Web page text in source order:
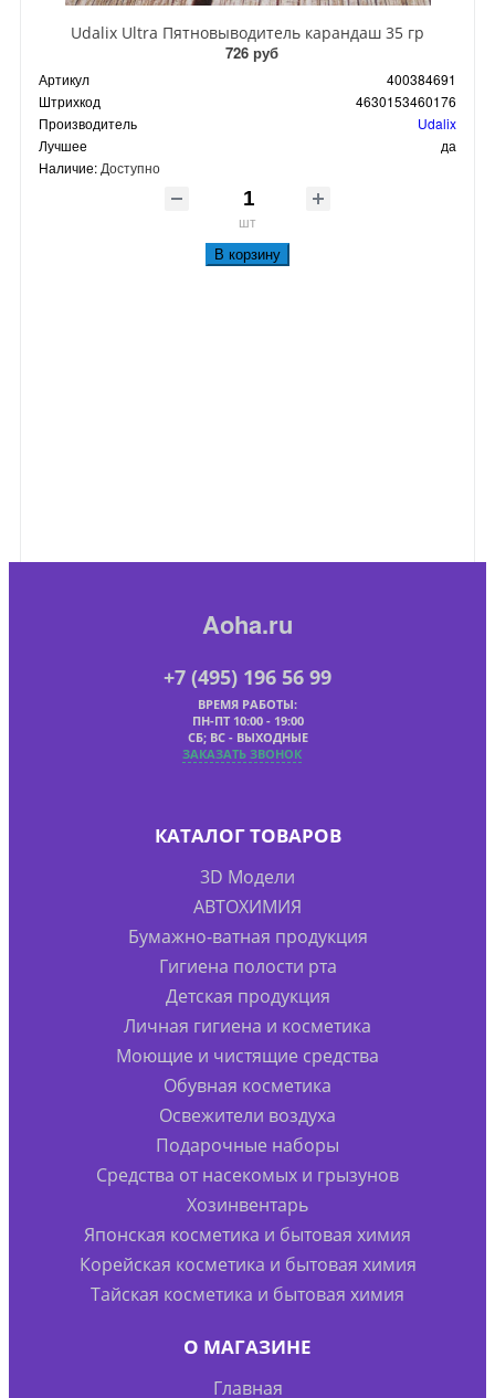
Udalix Ultra Пятновыводитель карандаш 35 гр
726 руб
Артикул
400384691
Штрихкод
4630153460176
Производитель
Udalix
Лучшее
да
Наличие: Доступно
шт
В корзину
Aoha.ru
+7 (495) 196 56 99
ВРЕМЯ РАБОТЫ:
ПН-ПТ 10:00 - 19:00
СБ; ВС - ВЫХОДНЫЕ
ЗАКАЗАТЬ ЗВОНОК
КАТАЛОГ ТОВАРОВ
3D Модели
АВТОХИМИЯ
Бумажно-ватная продукция
Гигиена полости рта
Детская продукция
Личная гигиена и косметика
Моющие и чистящие средства
Обувная косметика
Освежители воздуха
Подарочные наборы
Средства от насекомых и грызунов
Хозинвентарь
Японская косметика и бытовая химия
Корейская косметика и бытовая химия
Тайская косметика и бытовая химия
О МАГАЗИНЕ
Главная